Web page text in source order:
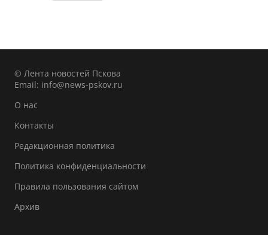
© Лента новостей Пскова
Email: info@news-pskov.ru
О нас
Контакты
Редакционная политика
Политика конфиденциальности
Правила пользования сайтом
Архив